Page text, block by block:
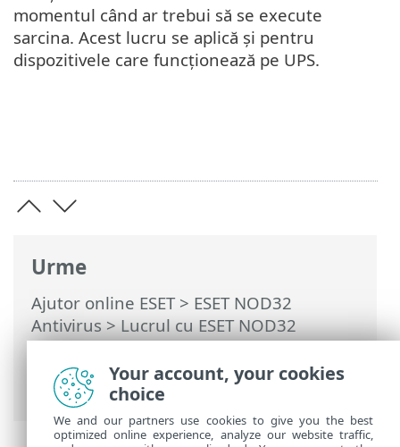
Urme
Ajutor online ESET> ESET NOD32
Antivirus>Lucrul cu ESET NOD32
Antivirus>Instrumente>Orar>
Ferestre de dialog – Planificator >
Program sarcină
momentul când ar trebui să se execute
sarcina. Acest lucru se aplică și pentru
dispozitivele care funcționează pe UPS.
Your account, your cookies
choice
We and our partners use cookies to give you the best
optimized online experience, analyze our website traffic,